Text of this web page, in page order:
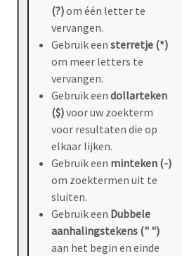
(?)om één letter te
vervangen.
Gebruik een sterretje (*)
om meer letters te
vervangen.
Gebruik een dollarteken
($)voor uw zoekterm
voor resultaten die op
elkaar lijken.
Gebruik een minteken (-)
om zoektermen uit te
sluiten.
Gebruik een Dubbele
aanhalingstekens (" ")
aan het begin en einde